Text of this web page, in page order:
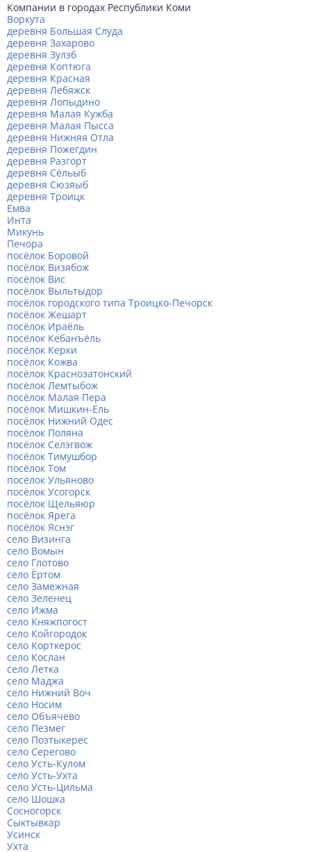
Компании в городах Республики Коми
Воркута
деревня Большая Слуда
деревня Захарово
деревня Зулэб
деревня Коптюга
деревня Красная
деревня Лебяжск
деревня Лопыдино
деревня Малая Кужба
деревня Малая Пысса
деревня Нижняя Отла
деревня Пожегдин
деревня Разгорт
деревня Сёльыб
деревня Сюзяыб
деревня Троицк
Емва
Инта
Микунь
Печора
посёлок Боровой
посёлок Визябож
посёлок Вис
посёлок Выльтыдор
посёлок городского типа Троицко-Печорск
посёлок Жешарт
посёлок Ираёль
посёлок Кебанъёль
посёлок Керки
посёлок Кожва
посёлок Краснозатонский
посёлок Лемтыбож
посёлок Малая Пера
посёлок Мишкин-Ель
посёлок Нижний Одес
посёлок Поляна
посёлок Селэгвож
посёлок Тимушбор
посёлок Том
посёлок Ульяново
посёлок Усогорск
посёлок Щельяюр
посёлок Ярега
посёлок Яснэг
село Визинга
село Вомын
село Глотово
село Ёртом
село Замежная
село Зеленец
село Ижма
село Княжпогост
село Койгородок
село Корткерос
село Кослан
село Летка
село Маджа
село Нижний Воч
село Носим
село Объячево
село Пезмег
село Позтыкерес
село Серегово
село Усть-Кулом
село Усть-Ухта
село Усть-Цильма
село Шошка
Сосногорск
Сыктывкар
Усинск
Ухта